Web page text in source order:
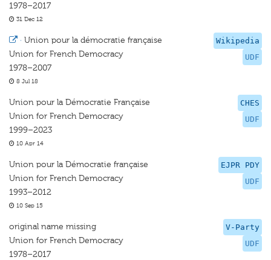
1978–2017
31 Dec 12
Wikipedia
UDF
· Union pour la démocratie française
Union for French Democracy
1978–2007
8 Jul 18
CHES
UDF
Union pour la Démocratie Française
Union for French Democracy
1999–2023
10 Apr 14
EJPR PDY
UDF
Union pour la Démocratie française
Union for French Democracy
1993–2012
10 Sep 15
V-Party
UDF
original name missing
Union for French Democracy
1978–2017